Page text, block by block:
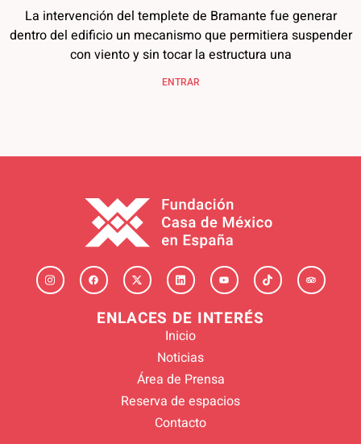
La intervención del templete de Bramante fue generar
dentro del edificio un mecanismo que permitiera suspender
con viento y sin tocar la estructura una
ENTRAR
ENLACES DE INTERÉS
Inicio
Noticias
Área de Prensa
Reserva de espacios
Contacto